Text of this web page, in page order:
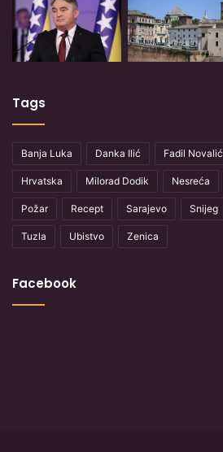
Tags
Banja Luka Danka Ilić Fadil Novalić
Hrvatska Milorad Dodik Nesreća
Požar Recept Sarajevo Snijeg
Tuzla Ubistvo Zenica
Facebook